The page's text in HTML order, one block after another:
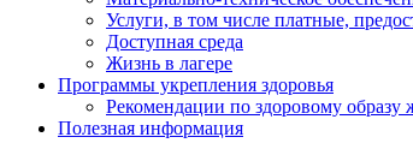
Услуги, в том числе платные,
Доступная среда
Жизнь в лагере
Программы укрепления здоровья
Рекомендации по здоровому образу
Полезная информация